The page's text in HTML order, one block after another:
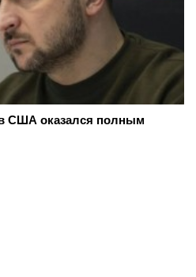
в США оказался полным